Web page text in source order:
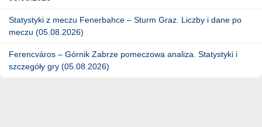
Statystyki z meczu Fenerbahce – Sturm Graz. Liczby i dane po
meczu (05.08.2026)
Ferencváros – Górnik Zabrze pomeczowa analiza. Statystyki i
szczegóły gry (05.08.2026)